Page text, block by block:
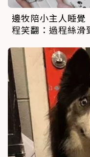
邊牧陪小主人睡
程笑翻：過程絲滑